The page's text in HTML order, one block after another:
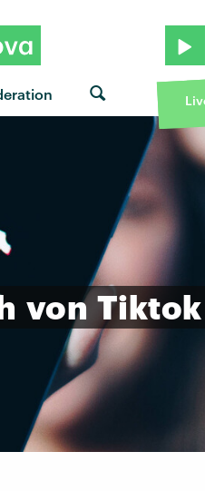
With Buns · "car crash" von
von Tiktok